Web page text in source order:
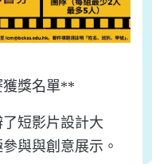
獲獎名單**
短影片設計大
與與創意展示。